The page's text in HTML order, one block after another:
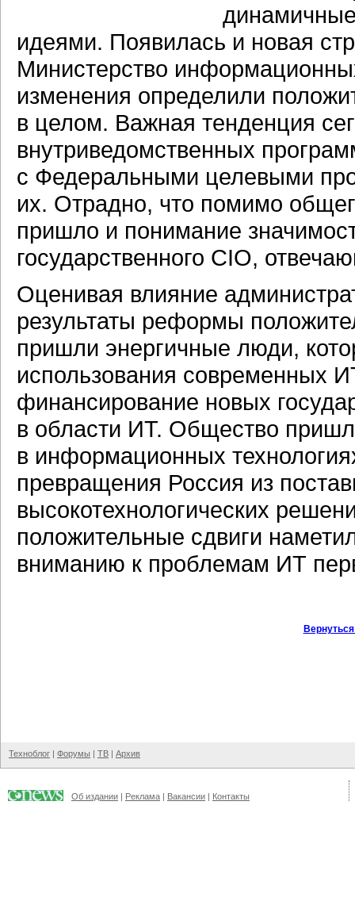
идеями. Появилась и новая
Министерство
изменения определили
в целом. Важная тенденция
внутриведомственных
с Федеральными целевыми
их. Отрадно, что помимо
пришло и понимание
государственного CIO,
Оценивая влияние
результаты реформы
пришли энергичные люди,
использования современных
финансирование новых
в области ИТ. Общество
в информационных
превращения Россия из
высокотехнологических
положительные сдвиги
вниманию к проблемам ИТ
Техноблог | Форумы | ТВ | Архив
Об издании | Реклама | Вакансии | Контакты